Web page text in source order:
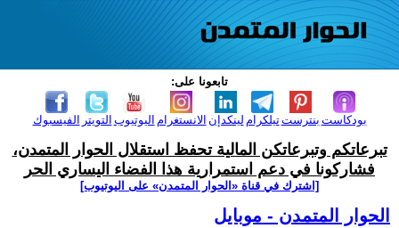
تابعونا على:
الفيسبوك التويتر اليوتيوب الانستغرام لينكدإن تيلكرامبنترست بودكاست
تبرعاتكم وتبرعاتكن المالية تحفظ استقلال الحوار المتمدن،
فشاركونا في دعم استمرارية هذا الفضاء اليساري الحر
[اشترك في قناة ‫«الحوار المتمدن» على اليوتيوب]
الحوار المتمدن - موبايل